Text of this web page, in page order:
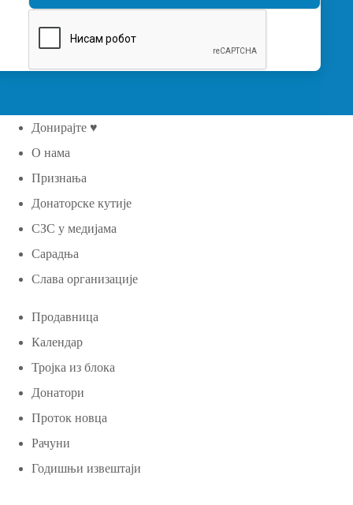
Донирајте ♥
О нама
Признања
Донаторске кутије
СЗС у медијама
Сарадња
Слава организације
Продавница
Календар
Тројка из блока
Донатори
Проток новца
Рачуни
Годишњи извештаји